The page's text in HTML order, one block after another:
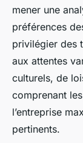
mener une
préférences
privilégier des
aux attentes
culturels, de
comprenant
l’entreprise
pertinents.